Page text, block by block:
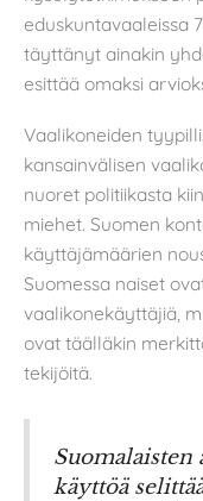
eduskuntavaaleissa
täyttänyt ainakin
esittää omaksi
Vaalikoneiden
kansainvälisen
nuoret politiikasta
miehet. Suomen
käyttäjämäärien
Suomessa naiset
vaalikonekäyttäjiä,
ovat täälläkin
tekijöitä.
käyttöä